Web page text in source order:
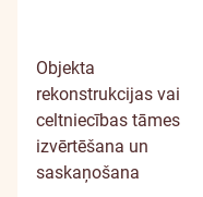
Objekta
rekonstrukcijas vai
celtniecības tāmes
izvērtēšana un
saskaņošana